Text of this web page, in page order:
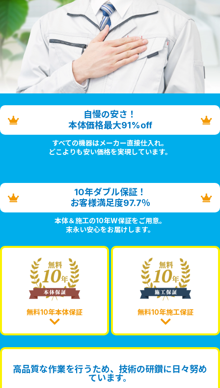
自慢の安さ！
本体価格最大91%off
すべての機器はメーカー直接仕入れ。
どこよりも安い価格を実現しています。
10年ダブル保証！
お客様満足度97.7％
本体＆施工の10年W保証をご用意。
末永い安心をお届けします。
無料10年本体保証 無料10年施工保証
高品質な作業を行うため、技術の研鑽に日々努め
ています。